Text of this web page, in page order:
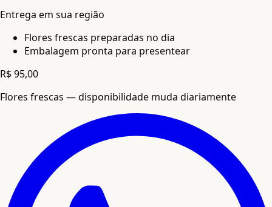
Entrega em sua região
Flores frescas preparadas no dia
Embalagem pronta para presentear
R$ 95,00
Flores frescas — disponibilidade muda diariamente